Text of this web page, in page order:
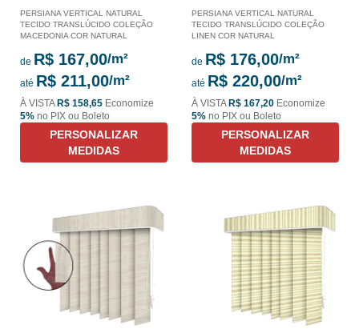
PERSIANA VERTICAL NATURAL
TECIDO TRANSLÚCIDO COLEÇÃO
MACEDONIA COR NATURAL
de R$ 167,00
até R$ 211,00
À VISTAR$ 158,65 Economize
5% no PIX ou Boleto
PERSONALIZAR
MEDIDAS
PERSIANA VERTICAL NATURAL
TECIDO TRANSLÚCIDO COLEÇÃO
LINEN COR NATURAL
de R$ 176,00
até R$ 220,00
À VISTAR$ 167,20 Economize
5% no PIX ou Boleto
PERSONALIZAR
MEDIDAS